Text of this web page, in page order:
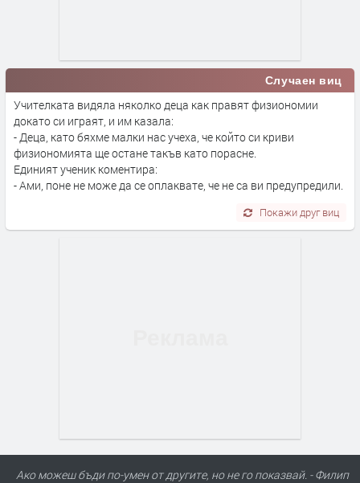
Случаен виц
Учителката видяла няколко деца как правят физиономии
докато си играят, и им казала:
- Деца, като бяхме малки нас учеха, че който си криви
физиономията ще остане такъв като порасне.
Единият ученик коментира:
- Ами, поне не може да се оплаквате, че не са ви предупредили.
Покажи друг виц
Ако можеш бъди по-умен от другите, но не го показвай. - Филип